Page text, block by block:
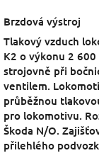
Brzdová výstroj
Tlakový vzduch
K2 o výkonu 2
strojovně při
ventilem.
průběžnou
pro lokomotivu.
Škoda N/O.
přilehlého